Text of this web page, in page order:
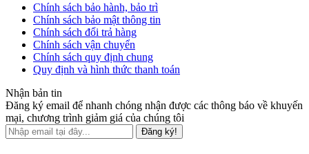
Chính sách bảo hành, bảo trì
Chính sách bảo mật thông tin
Chính sách đổi trả hàng
Chính sách vận chuyển
Chính sách quy định chung
Quy định và hình thức thanh toán
Nhận bản tin
Đăng ký email để nhanh chóng nhận được các thông báo về khuyến
mại, chương trình giảm giá của chúng tôi
Đăng ký!